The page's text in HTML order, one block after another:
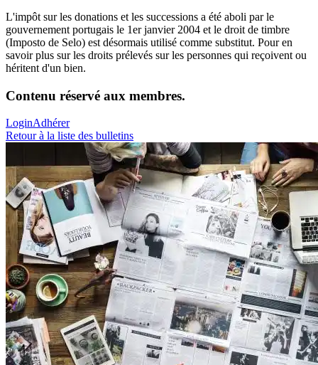
L'impôt sur les donations et les successions a été aboli par le
gouvernement portugais le 1er janvier 2004 et le droit de timbre
(Imposto de Selo) est désormais utilisé comme substitut. Pour en
savoir plus sur les droits prélevés sur les personnes qui reçoivent ou
héritent d'un bien.
Contenu réservé aux membres.
LoginAdhérer
Retour à la liste des bulletins